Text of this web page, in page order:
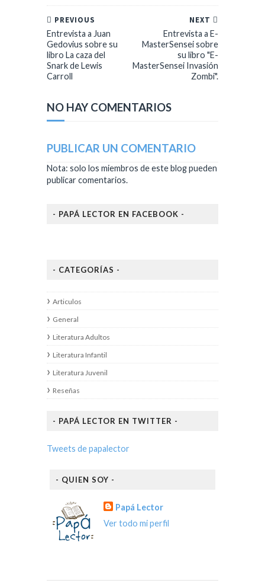
NEXT
Entrevista a E-
MasterSensei sobre
su libro "E-
MasterSensei Invasión
Zombi".
PREVIOUS
Entrevista a Juan
Gedovius sobre su
libro La caza del
Snark de Lewis
Carroll
NO HAY COMENTARIOS
PUBLICAR UN COMENTARIO
Nota: solo los miembros de este blog pueden
publicar comentarios.
- PAPÁ LECTOR EN FACEBOOK -
- CATEGORÍAS -
Articulos
General
Literatura Adultos
Literatura Infantil
Literatura Juvenil
Reseñas
- PAPÁ LECTOR EN TWITTER -
Tweets de papalector
- QUIEN SOY -
Papá Lector
Ver todo mi perfil